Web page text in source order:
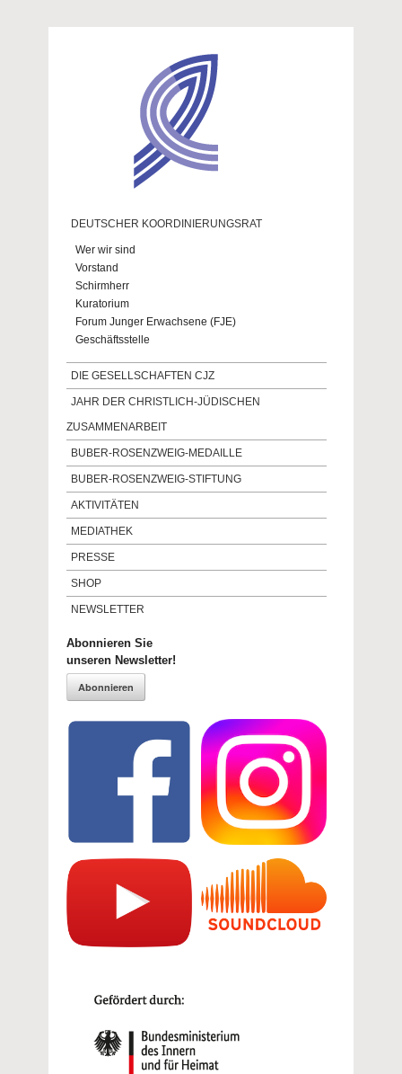
DEUTSCHER KOORDINIERUNGSRAT
Wer wir sind
Vorstand
Schirmherr
Kuratorium
Forum Junger Erwachsene (FJE)
Geschäftsstelle
DIE GESELLSCHAFTEN CJZ
JAHR DER CHRISTLICH-JÜDISCHEN
ZUSAMMENARBEIT
BUBER-ROSENZWEIG-MEDAILLE
BUBER-ROSENZWEIG-STIFTUNG
AKTIVITÄTEN
MEDIATHEK
PRESSE
SHOP
NEWSLETTER
Abonnieren Sie
unseren Newsletter!
Abonnieren